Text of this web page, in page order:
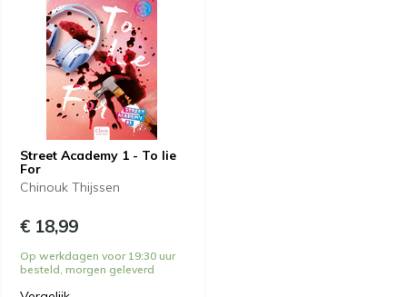
Street Academy 1 - To lie
For
Chinouk Thijssen
€ 18,99
Op werkdagen voor 19:30 uur
besteld, morgen geleverd